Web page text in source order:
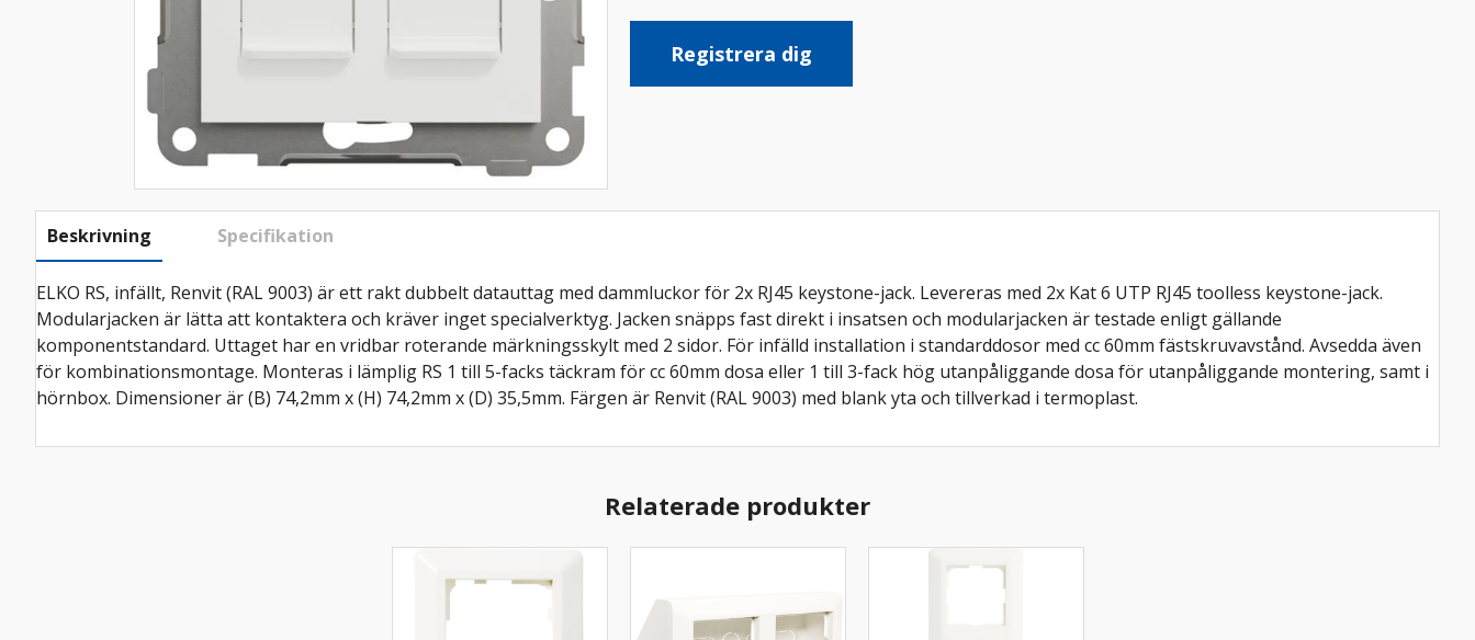
Registrera dig
Beskrivning Specifikation
ELKO RS, infällt, Renvit (RAL 9003) är ett rakt dubbelt datauttag med dammluckor för 2x RJ45 keystone-jack. Levereras med 2x Kat 6 UTP RJ45 toolless keystone-jack.
Modularjacken är lätta att kontaktera och kräver inget specialverktyg. Jacken snäpps fast direkt i insatsen och modularjacken är testade enligt gällande
komponentstandard. Uttaget har en vridbar roterande märkningsskylt med 2 sidor. För infälld installation i standarddosor med cc 60mm fästskruvavstånd. Avsedda även
för kombinationsmontage. Monteras i lämplig RS 1 till 5-facks täckram för cc 60mm dosa eller 1 till 3-fack hög utanpåliggande dosa för utanpåliggande montering, samt i
hörnbox. Dimensioner är (B) 74,2mm x (H) 74,2mm x (D) 35,5mm. Färgen är Renvit (RAL 9003) med blank yta och tillverkad i termoplast.
Relaterade produkter